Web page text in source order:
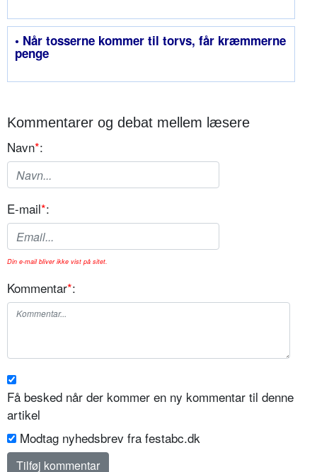
• Når tosserne kommer til torvs, får kræmmerne
penge
Kommentarer og debat mellem læsere
Navn*:
E-mail*:
Din e-mail bliver ikke vist på sitet.
Kommentar*:
Få besked når der kommer en ny kommentar til denne
artikel
Modtag nyhedsbrev fra festabc.dk